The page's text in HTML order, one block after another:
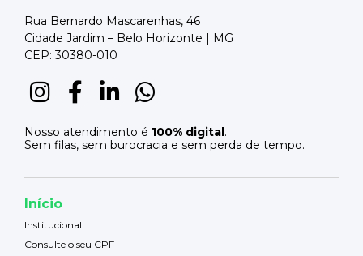
Rua Bernardo Mascarenhas, 46
Cidade Jardim – Belo Horizonte | MG
CEP: 30380-010
Nosso atendimento é 100% digital .
Sem filas, sem burocracia e sem perda de tempo.
Início
Institucional
Consulte o seu CPF